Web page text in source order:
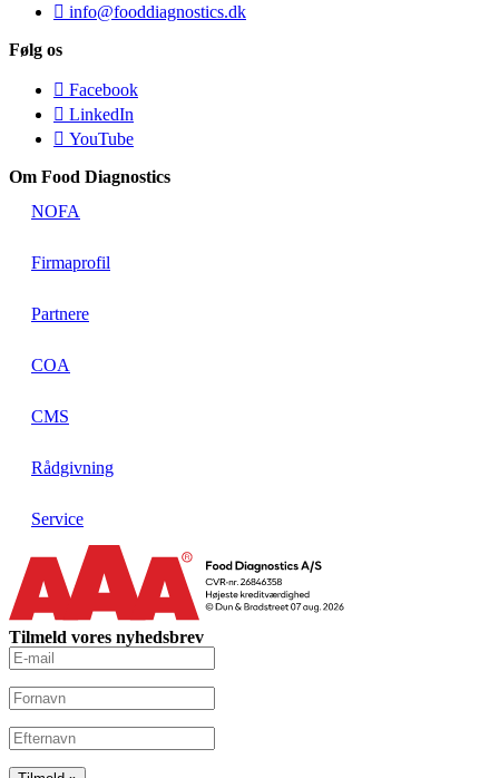
info@fooddiagnostics.dk
Følg os
Facebook
LinkedIn
YouTube
Om Food Diagnostics
NOFA
Firmaprofil
Partnere
COA
CMS
Rådgivning
Service
Tilmeld vores nyhedsbrev